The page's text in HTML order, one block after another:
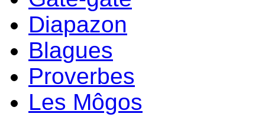
Diapazon
Blagues
Proverbes
Les Môgos